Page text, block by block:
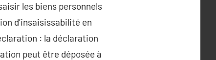
les biens personnels
d’insaisissabilité en
: la déclaration
peut être déposée à